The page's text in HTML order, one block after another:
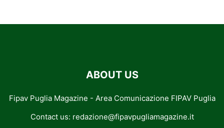
ABOUT US
Fipav Puglia Magazine - Area Comunicazione FIPAV Puglia
Contact us: redazione@fipavpugliamagazine.it